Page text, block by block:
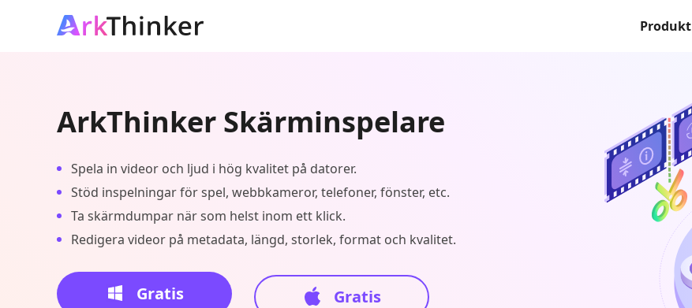
Produkt
ArkThinker Skärminspelare
Spela in videor och ljud i hög kvalitet på datorer.
Stöd inspelningar för spel, webbkameror, telefoner, fönster, etc.
Ta skärmdumpar när som helst inom ett klick.
Redigera videor på metadata, längd, storlek, format och kvalitet.
Gratis
Gratis